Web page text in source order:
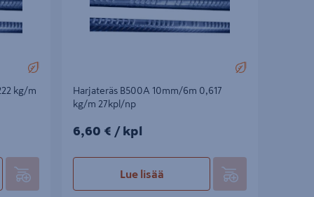
kg/m
Harjateräs B500A 10mm/6m 0,617
kg/m 27kpl/np
6,60€/kpl
6,60 € / kpl
Lue lisää